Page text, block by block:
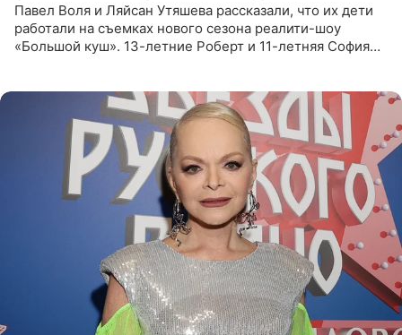
Павел Воля и Ляйсан Утяшева рассказали, что их дети
работали на съемках нового сезона реалити-шоу
«Большой куш». 13-летние Роберт и 11-летняя София